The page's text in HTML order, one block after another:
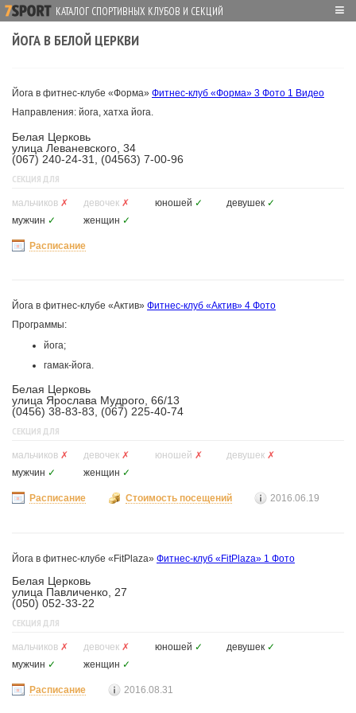
КАТАЛОГ СПОРТИВНЫХ КЛУБОВ И СЕКЦИЙ ≡
ЙОГА В БЕЛОЙ ЦЕРКВИ
Йога в фитнес-клубе «Форма» Фитнес-клуб «Форма» 3 Фото 1 Видео
Направления: йога, хатха йога.
Белая Церковь
улица Леваневского, 34
(067) 240-24-31, (04563) 7-00-96
СЕКЦИЯ ДЛЯ
мальчиков ✗ девочек ✗ юношей ✓ девушек ✓
мужчин ✓ женщин ✓
Расписание
Йога в фитнес-клубе «Актив» Фитнес-клуб «Актив» 4 Фото
Программы:
йога;
гамак-йога.
Белая Церковь
улица Ярослава Мудрого, 66/13
(0456) 38-83-83, (067) 225-40-74
СЕКЦИЯ ДЛЯ
мальчиков ✗ девочек ✗ юношей ✗ девушек ✗
мужчин ✓ женщин ✓
Расписание Стоимость посещений 2016.06.19
Йога в фитнес-клубе «FitPlaza» Фитнес-клуб «FitPlaza» 1 Фото
Белая Церковь
улица Павличенко, 27
(050) 052-33-22
СЕКЦИЯ ДЛЯ
мальчиков ✗ девочек ✗ юношей ✓ девушек ✓
мужчин ✓ женщин ✓
Расписание 2016.08.31